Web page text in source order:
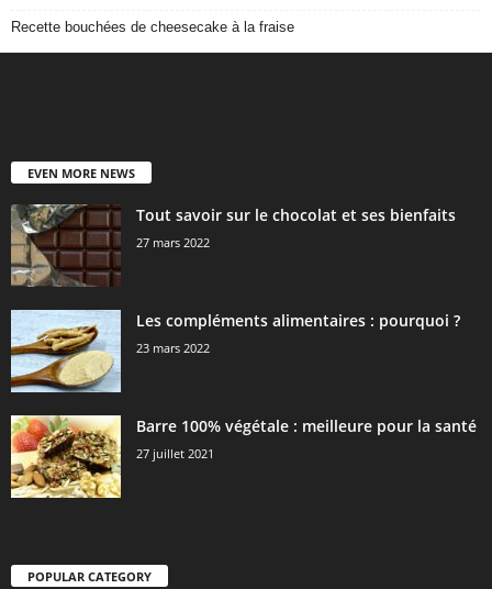
Recette bouchées de cheesecake à la fraise
EVEN MORE NEWS
Tout savoir sur le chocolat et ses bienfaits
27 mars 2022
Les compléments alimentaires : pourquoi ?
23 mars 2022
Barre 100% végétale : meilleure pour la santé
27 juillet 2021
POPULAR CATEGORY